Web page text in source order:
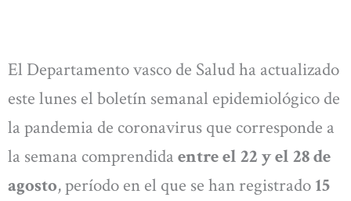
El Departamento vasco de Salud ha actualizado
este lunes el boletín semanal epidemiológico de
la pandemia de coronavirus que corresponde a
la semana comprendida entre el 22 y el 28 de
agosto, período en el que se han registrado 15